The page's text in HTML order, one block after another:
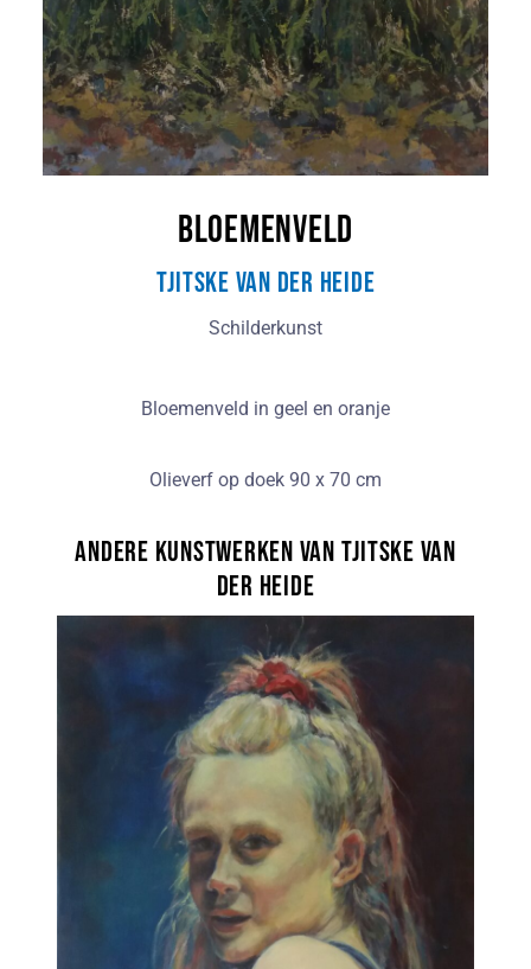
Bloemenveld
Tjitske van der Heide
Schilderkunst
Bloemenveld in geel en oranje
Olieverf op doek 90 x 70 cm
Andere kunstwerken van Tjitske van
der Heide